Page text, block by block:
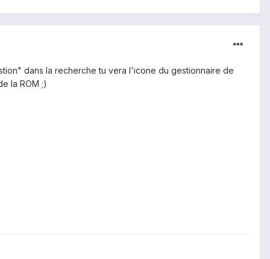
dans la recherche tu vera l'icone du gestionnaire de
la ROM ;)